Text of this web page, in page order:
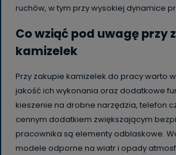
ruchów, w tym przy wysokiej dynamice
Co wziąć pod uwagę przy
kamizelek
Przy zakupie kamizelek do pracy warto
jakość ich wykonania oraz dodatkowe
kieszenie na drobne narzędzia, telefon
cennym dodatkiem zwiększającym
pracownika są elementy odblaskowe.
modele odporne na wiatr i opady